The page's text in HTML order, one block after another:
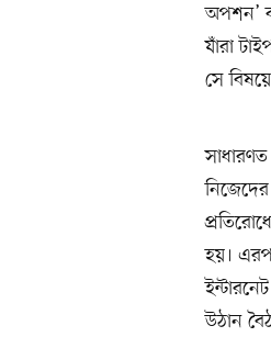
অপশন’
যাঁরা
সে
হয়।
উঠান